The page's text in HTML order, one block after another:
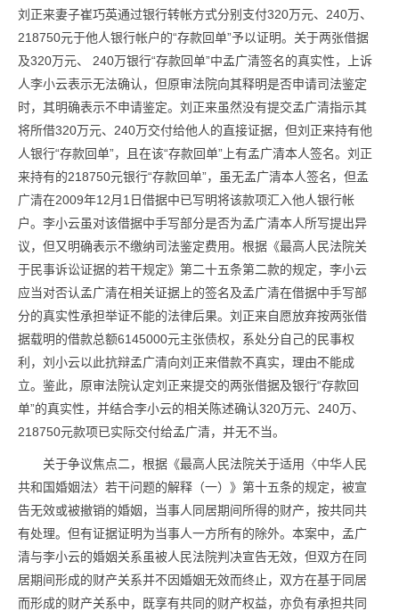
刘正来妻子崔巧英通过银行转帐方式分别支付320万元、240万、
218750元于他人银行帐户的“存款回单”予以证明。关于两张借据
及320万元、 240万银行“存款回单”中孟广清签名的真实性，上诉
人李小云表示无法确认，但原审法院向其释明是否申请司法鉴定
时，其明确表示不申请鉴定。刘正来虽然没有提交孟广清指示其
将所借320万元、240万交付给他人的直接证据，但刘正来持有他
人银行“存款回单”，且在该“存款回单”上有孟广清本人签名。刘正
来持有的218750元银行“存款回单”，虽无孟广清本人签名，但孟
广清在2009年12月1日借据中已写明将该款项汇入他人银行帐
户。李小云虽对该借据中手写部分是否为孟广清本人所写提出异
议，但又明确表示不缴纳司法鉴定费用。根据《最高人民法院关
于民事诉讼证据的若干规定》第二十五条第二款的规定，李小云
应当对否认孟广清在相关证据上的签名及孟广清在借据中手写部
分的真实性承担举证不能的法律后果。刘正来自愿放弃按两张借
据载明的借款总额6145000元主张债权，系处分自己的民事权
利，刘小云以此抗辩孟广清向刘正来借款不真实，理由不能成
立。鉴此，原审法院认定刘正来提交的两张借据及银行“存款回
单”的真实性，并结合李小云的相关陈述确认320万元、240万、
218750元款项已实际交付给孟广清，并无不当。
关于争议焦点二，根据《最高人民法院关于适用〈中华人民
共和国婚姻法〉若干问题的解释（一）》第十五条的规定，被宣
告无效或被撤销的婚姻，当事人同居期间所得的财产，按共同共
有处理。但有证据证明为当事人一方所有的除外。本案中，孟广
清与李小云的婚姻关系虽被人民法院判决宣告无效，但双方在同
居期间形成的财产关系并不因婚姻无效而终止，双方在基于同居
而形成的财产关系中，既享有共同的财产权益，亦负有承担共同